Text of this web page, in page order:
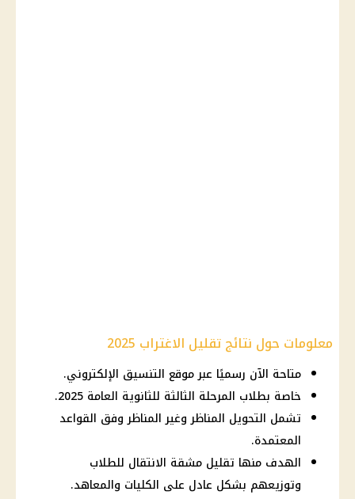
معلومات حول نتائج تقليل الاغتراب 2025
متاحة الآن رسميًا عبر موقع التنسيق الإلكتروني.
خاصة بطلاب المرحلة الثالثة للثانوية العامة 2025.
تشمل التحويل المناظر وغير المناظر وفق القواعد
المعتمدة.
الهدف منها تقليل مشقة الانتقال للطلاب
وتوزيعهم بشكل عادل على الكليات والمعاهد.